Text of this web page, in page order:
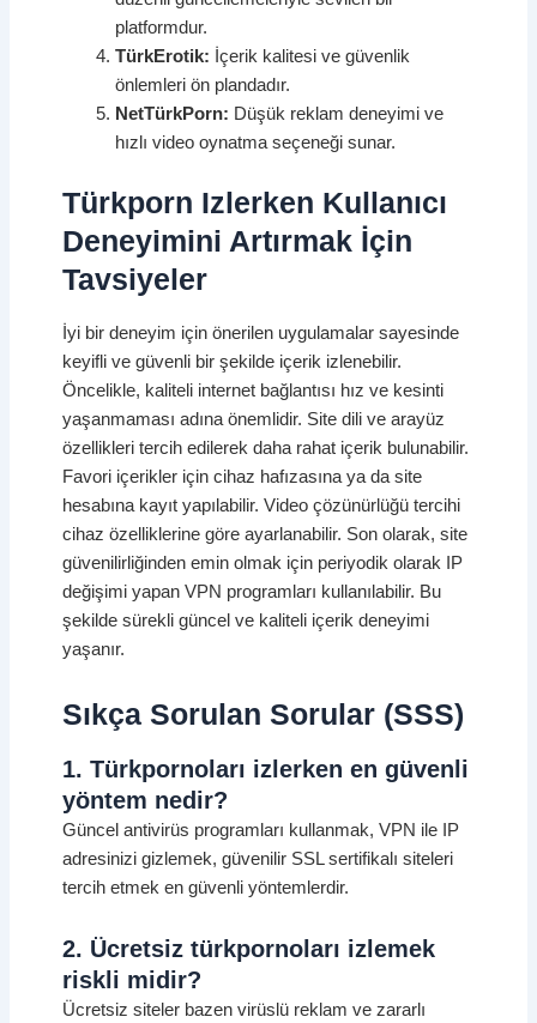
platformdur.
TürkErotik: İçerik kalitesi ve güvenlik
önlemleri ön plandadır.
NetTürkPorn: Düşük reklam deneyimi ve
hızlı video oynatma seçeneği sunar.
Türkporn Izlerken Kullanıcı
Deneyimini Artırmak İçin
Tavsiyeler
İyi bir deneyim için önerilen uygulamalar sayesinde
keyifli ve güvenli bir şekilde içerik izlenebilir.
Öncelikle, kaliteli internet bağlantısı hız ve kesinti
yaşanmaması adına önemlidir. Site dili ve arayüz
özellikleri tercih edilerek daha rahat içerik bulunabilir.
Favori içerikler için cihaz hafızasına ya da site
hesabına kayıt yapılabilir. Video çözünürlüğü tercihi
cihaz özelliklerine göre ayarlanabilir. Son olarak, site
güvenilirliğinden emin olmak için periyodik olarak IP
değişimi yapan VPN programları kullanılabilir. Bu
şekilde sürekli güncel ve kaliteli içerik deneyimi
yaşanır.
Sıkça Sorulan Sorular (SSS)
1. Türkpornoları izlerken en güvenli
yöntem nedir?
Güncel antivirüs programları kullanmak, VPN ile IP
adresinizi gizlemek, güvenilir SSL sertifikalı siteleri
tercih etmek en güvenli yöntemlerdir.
2. Ücretsiz türkpornoları izlemek
riskli midir?
Ücretsiz siteler bazen virüslü reklam ve zararlı